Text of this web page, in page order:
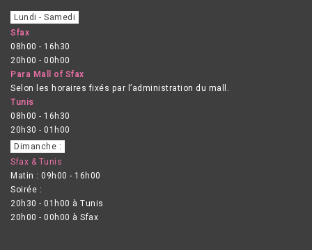
Lundi - Samedi
Sfax
08h00 - 16h30
20h00 - 00h00
Para Mall of Sfax
Selon les horaires fixés par l’administration du mall.
Tunis
08h00 - 16h30
20h30 - 01h00
Dimanche :
Sfax & Tunis
Matin : 09h00 - 16h00
Soirée :
20h30 - 01h00 à Tunis
20h00 - 00h00 à Sfax